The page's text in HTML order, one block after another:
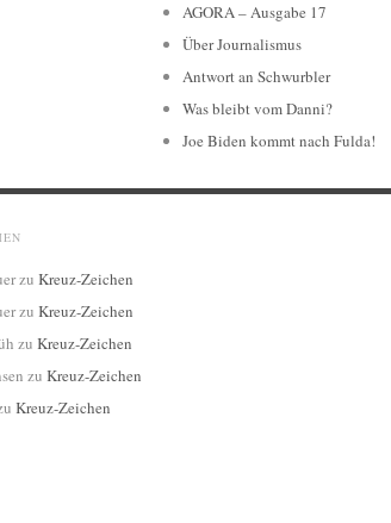
AGORA – Ausgabe 17
Über Journalismus
Antwort an Schwurbler
Was bleibt vom Danni?
Joe Biden kommt nach Fulda!
zu Kreuz-Zeichen
zu Kreuz-Zeichen
zu Kreuz-Zeichen
zu Kreuz-Zeichen
Kreuz-Zeichen